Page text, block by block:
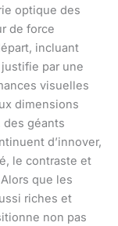
optique des
de force
incluant
par une
visuelles
dimensions
des géants
d’innover,
le contraste et
que les
riches et
non pas